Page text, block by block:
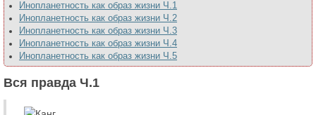
Инопланетность как образ жизни Ч.1
Инопланетность как образ жизни Ч.2
Инопланетность как образ жизни Ч.3
Инопланетность как образ жизни Ч.4
Инопланетность как образ жизни Ч.5
Вся правда Ч.1